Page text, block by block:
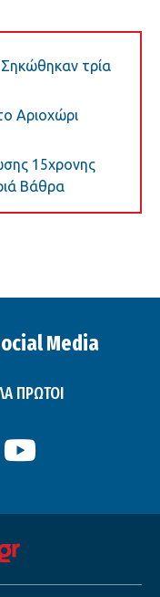
τρία
Αριοχώρι
15χρονης
Βάθρα
Media
ΠΡΩΤΟΙ